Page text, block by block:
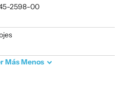
2598-00
MásMenos